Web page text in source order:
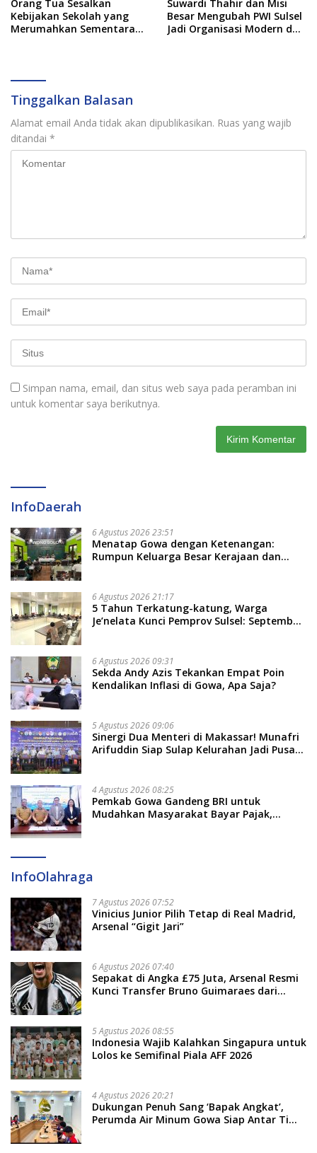
Orang Tua Sesalkan
Kebijakan Sekolah yang
Merumahkan Sementara
Suwardi Thahir dan Misi
Besar Mengubah PWI Sulsel
Jadi Organisasi Modern dan
Tinggalkan Balasan
Alamat email Anda tidak akan dipublikasikan. Ruas yang wajib
ditandai *
Simpan nama, email, dan situs web saya pada peramban ini
untuk komentar saya berikutnya.
InfoDaerah
6 Agustus 2026 23:51
Menatap Gowa dengan Ketenangan:
Rumpun Keluarga Besar Kerajaan dan
Soal Adat dan Adab
6 Agustus 2026 21:17
5 Tahun Terkatung-katung, Warga
Je’nelata Kunci Pemprov Sulsel: September
6 Agustus 2026 09:31
Sekda Andy Azis Tekankan Empat Poin
Kendalikan Inflasi di Gowa, Apa Saja?
5 Agustus 2026 09:06
Sinergi Dua Menteri di Makassar! Munafri
Arifuddin Siap Sulap Kelurahan Jadi Pusat
4 Agustus 2026 08:25
Pemkab Gowa Gandeng BRI untuk
Mudahkan Masyarakat Bayar Pajak,
InfoOlahraga
7 Agustus 2026 07:52
Vinicius Junior Pilih Tetap di Real Madrid,
Arsenal “Gigit Jari”
6 Agustus 2026 07:40
Sepakat di Angka £75 Juta, Arsenal Resmi
Kunci Transfer Bruno Guimaraes dari
5 Agustus 2026 08:55
Indonesia Wajib Kalahkan Singapura untuk
Lolos ke Semifinal Piala AFF 2026
4 Agustus 2026 20:21
Dukungan Penuh Sang ‘Bapak Angkat’,
Perumda Air Minum Gowa Siap Antar Tim